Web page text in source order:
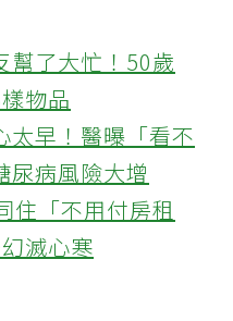
幫了大忙！50歲
物品
太早！醫曝「看不
尿病風險大增
住「不用付房租
滅心寒